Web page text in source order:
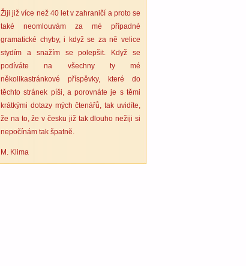
Žiji již více než 40 let v zahraničí a proto se
také neomlouvám za mé případné
gramatické chyby, i když se za ně velice
stydím a snažím se polepšit. Když se
podíváte na všechny ty mé
několikastránkové příspěvky, které do
těchto stránek píši, a porovnáte je s těmi
krátkými dotazy mých čtenářů, tak uvidíte,
že na to, že v česku již tak dlouho nežiji si
nepočínám tak špatně.
M. Klima